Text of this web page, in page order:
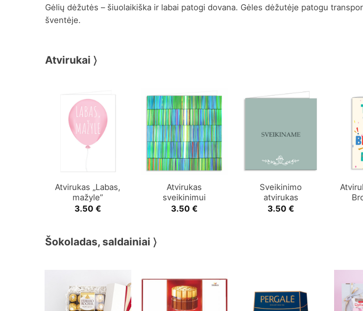
Gėlių dėžutės – šiuolaikiška ir labai patogi dovana. Gėles dėžutėje patogu
šventėje.
Atvirukai 〉
Atvirukas „Labas,
mažyle”
3.50 €
Atvirukas
sveikinimui
3.50 €
Sveikinimo
atvirukas
3.50 €
Šokoladas, saldainiai 〉